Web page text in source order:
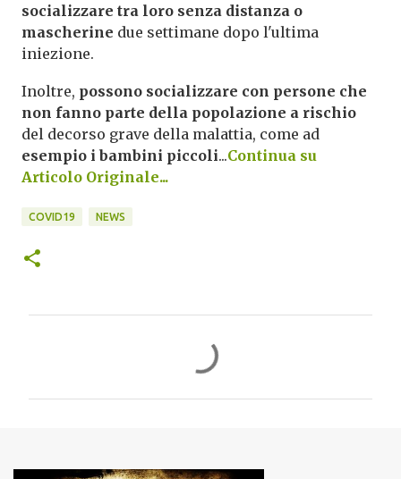
socializzare tra loro senza distanza o
mascherine due settimane dopo l'ultima
iniezione.
Inoltre, possono socializzare con persone che
non fanno parte della popolazione a rischio
del decorso grave della malattia, come ad
esempio i bambini piccoli...Continua su
Articolo Originale...
COVID19 NEWS
n